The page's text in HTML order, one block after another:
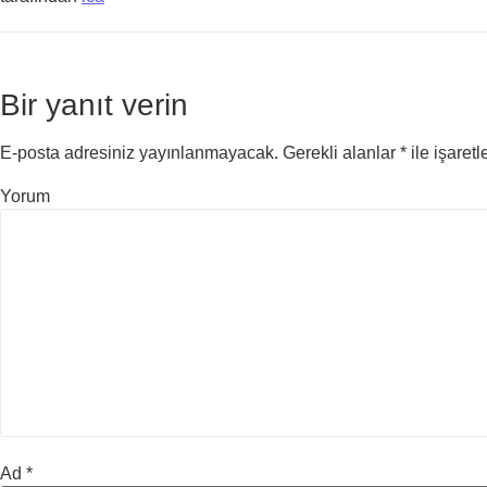
Bir yanıt verin
E-posta adresiniz yayınlanmayacak. Gerekli alanlar * ile
Yorum
Ad *